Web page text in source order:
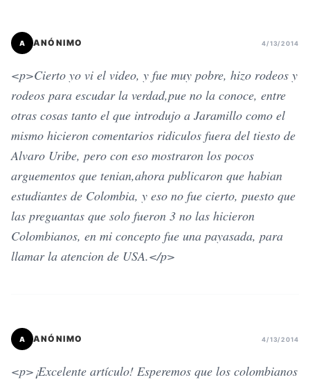
A ANÓNIMO 4/13/2014
<p>Cierto yo vi el video, y fue muy pobre, hizo rodeos y
rodeos para escudar la verdad,pue no la conoce, entre
otras cosas tanto el que introdujo a Jaramillo como el
mismo hicieron comentarios ridiculos fuera del tiesto de
Alvaro Uribe, pero con eso mostraron los pocos
arguementos que tenian,ahora publicaron que habian
estudiantes de Colombia, y eso no fue cierto, puesto que
las preguantas que solo fueron 3 no las hicieron
Colombianos, en mi concepto fue una payasada, para
llamar la atencion de USA.</p>
A ANÓNIMO 4/13/2014
<p>¡Excelente artículo! Esperemos que los colombianos